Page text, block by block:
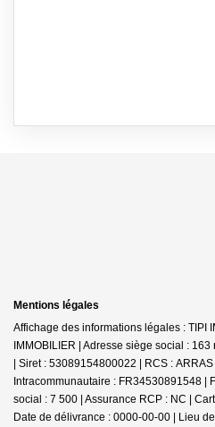
Mentions légales
Affichage des informations légales : TIPI
IMMOBILIER | Adresse siège social :
| Siret : 53089154800022 | RCS :
Intracommunautaire : FR34530891548 |
social : 7 500 | Assurance RCP : NC |
Date de délivrance : 0000-00-00 | Lieu